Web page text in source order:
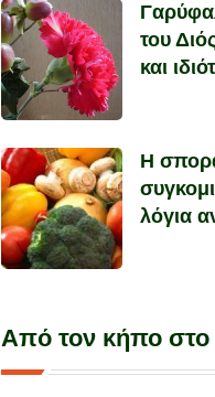
του
και
Η
λόγια
Από τον κήπο στο